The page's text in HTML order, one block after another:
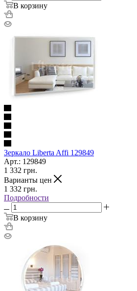
В корзину
Зеркало Liberta Affi 129849
Арт.: 129849
1 332 грн.
Варианты цен
1 332 грн.
Подробности
В корзину